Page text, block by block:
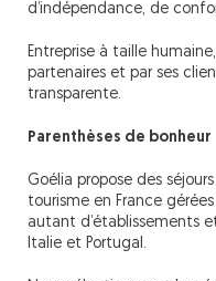
d’indépendance, de
Entreprise à taille
partenaires et par ses
transparente.
Parenthèses de bonheur
Goélia propose des
tourisme en France
autant d’établissements
Italie et Portugal.